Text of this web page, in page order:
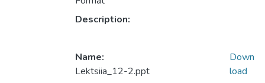
Description:
Name:
Lektsiia_12-2.ppt
Down
load